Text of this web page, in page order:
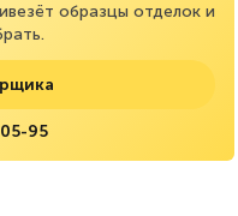
образцы отделок и
95